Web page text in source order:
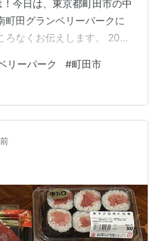
今日は、東京都町田市の中
町田グランベリーパークに
なくお伝えします。 2019
一体となった、まるでひ
にないスポットとして、
沢タケル
ンベリーパークとは？｜
新しい街 東急と町田市が
リーパーク #町田市